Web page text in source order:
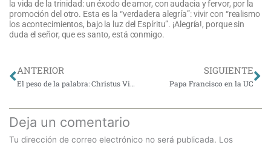
la vida de la trinidad: un éxodo de amor, con audacia y fervor, por la
promoción del otro. Esta es la “verdadera alegría”: vivir con “realismo
los acontecimientos, bajo la luz del Espíritu”. ¡Alegría!, porque sin
duda el señor, que es santo, está conmigo.
Ant
ANTERIOR
El peso de la palabra: Christus Vivit
SIGUIENTE
Papa Francisco en la UC
Deja un comentario
Tu dirección de correo electrónico no será publicada. Los